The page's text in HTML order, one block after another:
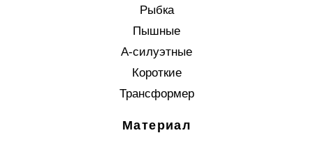
Рыбка
Пышные
А-силуэтные
Короткие
Трансформер
Материал